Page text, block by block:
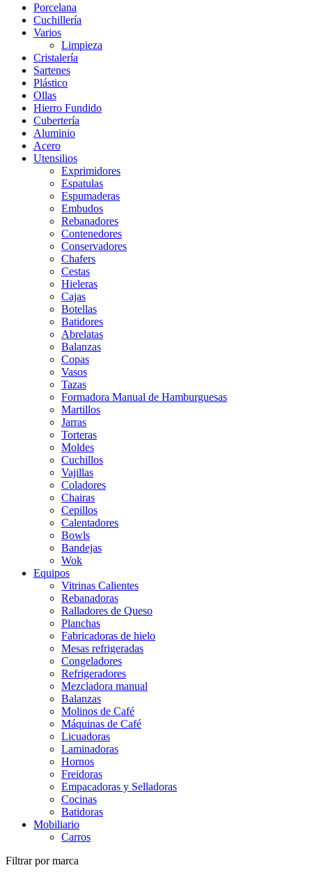
Porcelana
Cuchillería
Varios
Limpieza
Cristalería
Sartenes
Plástico
Ollas
Hierro Fundido
Cubertería
Aluminio
Acero
Utensilios
Exprimidores
Espatulas
Espumaderas
Embudos
Rebanadores
Contenedores
Conservadores
Chafers
Cestas
Hieleras
Cajas
Botellas
Batidores
Abrelatas
Balanzas
Copas
Vasos
Tazas
Formadora Manual de Hamburguesas
Martillos
Jarras
Torteras
Moldes
Cuchillos
Vajillas
Coladores
Chairas
Cepillos
Calentadores
Bowls
Bandejas
Wok
Equipos
Vitrinas Calientes
Rebanadoras
Ralladores de Queso
Planchas
Fabricadoras de hielo
Mesas refrigeradas
Congeladores
Refrigeradores
Mezcladora manual
Balanzas
Molinos de Café
Máquinas de Café
Licuadoras
Laminadoras
Hornos
Freidoras
Empacadoras y Selladoras
Cocinas
Batidoras
Mobiliario
Carros
Filtrar por marca